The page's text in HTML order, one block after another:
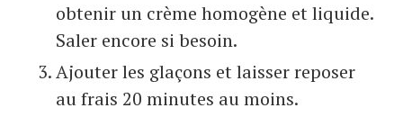
obtenir un crème homogène et liquide.
Saler encore si besoin.
Ajouter les glaçons et laisser reposer
au frais 20 minutes au moins.